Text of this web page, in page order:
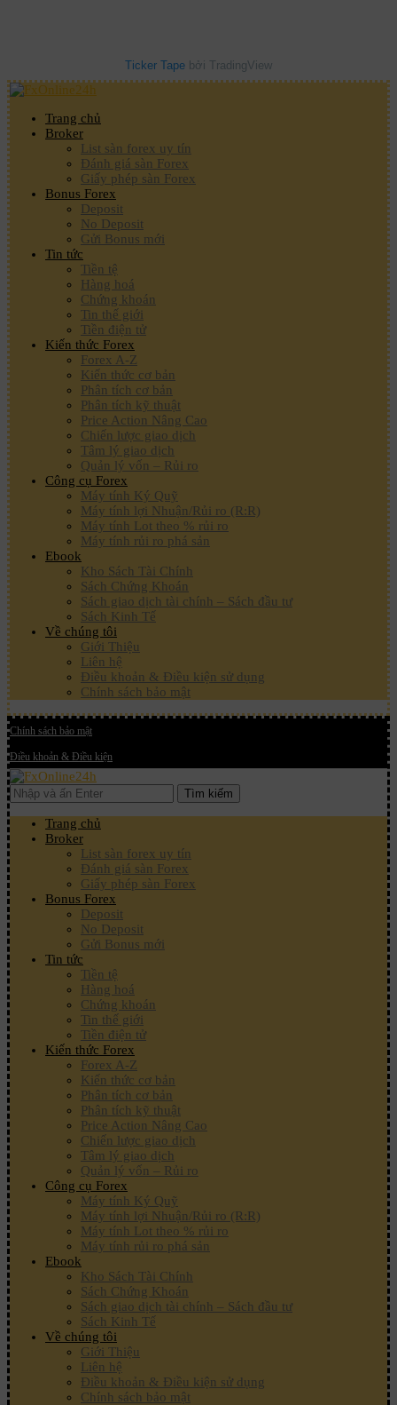
Ticker Tape bởi TradingView
Trang chủ
Broker
List sàn forex uy tín
Đánh giá sàn Forex
Giấy phép sàn Forex
Bonus Forex
Deposit
No Deposit
Gửi Bonus mới
Tin tức
Tiền tệ
Hàng hoá
Chứng khoán
Tin thế giới
Tiền điện tử
Kiến thức Forex
Forex A-Z
Kiến thức cơ bản
Phân tích cơ bản
Phân tích kỹ thuật
Price Action Nâng Cao
Chiến lược giao dịch
Tâm lý giao dịch
Quản lý vốn – Rủi ro
Công cụ Forex
Máy tính Ký Quỹ
Máy tính lợi Nhuận/Rủi ro (R:R)
Máy tính Lot theo % rủi ro
Máy tính rủi ro phá sản
Ebook
Kho Sách Tài Chính
Sách Chứng Khoán
Sách giao dịch tài chính – Sách đầu tư
Sách Kinh Tế
Về chúng tôi
Giới Thiệu
Liên hệ
Điều khoản & Điều kiện sử dụng
Chính sách bảo mật
Chính sách bảo mật
Điều khoản & Điều kiện
Tìm kiếm
Trang chủ
Broker
List sàn forex uy tín
Đánh giá sàn Forex
Giấy phép sàn Forex
Bonus Forex
Deposit
No Deposit
Gửi Bonus mới
Tin tức
Tiền tệ
Hàng hoá
Chứng khoán
Tin thế giới
Tiền điện tử
Kiến thức Forex
Forex A-Z
Kiến thức cơ bản
Phân tích cơ bản
Phân tích kỹ thuật
Price Action Nâng Cao
Chiến lược giao dịch
Tâm lý giao dịch
Quản lý vốn – Rủi ro
Công cụ Forex
Máy tính Ký Quỹ
Máy tính lợi Nhuận/Rủi ro (R:R)
Máy tính Lot theo % rủi ro
Máy tính rủi ro phá sản
Ebook
Kho Sách Tài Chính
Sách Chứng Khoán
Sách giao dịch tài chính – Sách đầu tư
Sách Kinh Tế
Về chúng tôi
Giới Thiệu
Liên hệ
Điều khoản & Điều kiện sử dụng
Chính sách bảo mật